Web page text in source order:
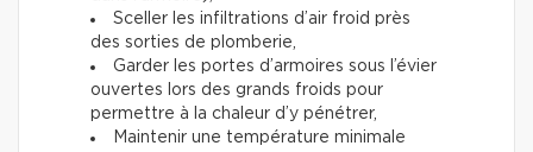
Sceller les infiltrations d’air froid près
des sorties de plomberie,
Garder les portes d’armoires sous l’évier
ouvertes lors des grands froids pour
permettre à la chaleur d’y pénétrer,
Maintenir une température minimale